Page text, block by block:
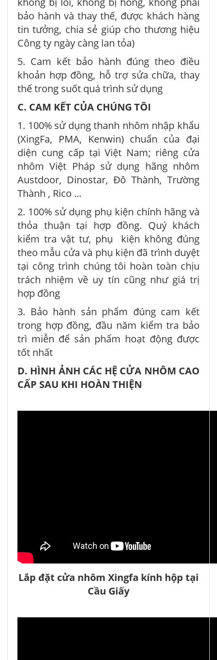
bảo hành và thay thế, được khách hàng
tin tưởng, chia sẻ giúp cho thương hiệu
Công ty ngày càng lan tỏa)
5. Cam kết bảo hành đúng theo điều
khoản hợp đồng, hỗ trợ sửa chữa, thay
thế trong suốt quá trình sử dụng
C. CAM KẾT CỦA CHÚNG TÔI
1. 100% sử dụng thanh nhôm nhập khẩu
(XingFa, PMA, Kenwin) chuẩn của đại
diện cung cấp tại Việt Nam; riêng cửa
nhôm Việt Pháp sử dụng hãng nhôm
Austdoor, Dinostar, Đô Thành, Trường
Thành , Rico ...
2. 100% sử dụng phụ kiện chính hãng và
thỏa thuận tại hợp đồng. Quý khách
kiểm tra vật tư, phụ kiện không đúng
theo mẫu cửa và phụ kiện đã trình duyệt
tại công trình chúng tôi hoàn toàn chịu
trách nhiệm về uy tín cũng như giá trị
hợp đồng
3. Bảo hành sản phẩm đúng cam kết
trong hợp đồng, đầu năm kiểm tra bảo
trì miễn để sản phẩm hoạt động được
tốt nhất
D. HÌNH ẢNH CÁC HỆ CỬA NHÔM CAO
CẤP SAU KHI HOÀN THIỆN
Lắp đặt cửa nhôm Xingfa kính hộp tại
Cầu Giấy